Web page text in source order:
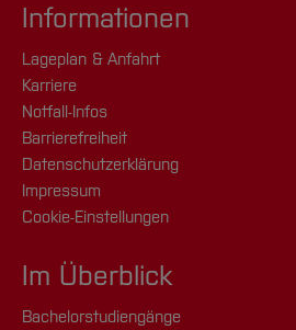
Informationen
Lageplan & Anfahrt
Karriere
Notfall-Infos
Barrierefreiheit
Datenschutzerklärung
Impressum
Cookie-Einstellungen
Im Überblick
Bachelorstudiengänge